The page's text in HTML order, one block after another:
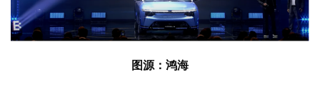
图源：鸿海